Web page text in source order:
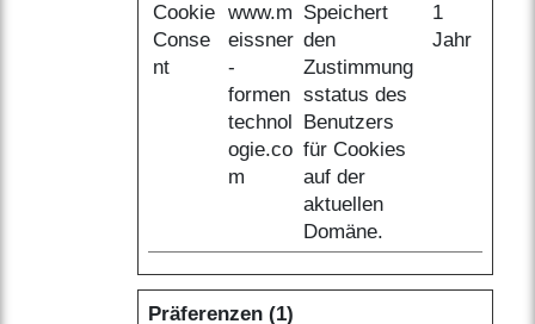
Cookie
Conse
nt
www.m
eissner
-
formen
technol
ogie.co
m
Speichert
den
Zustimmung
sstatus des
Benutzers
für Cookies
auf der
aktuellen
Domäne.
1
Jahr
Präferenzen (1)